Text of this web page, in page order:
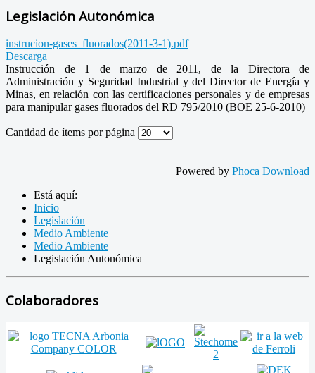
Legislación Autonómica
instrucion-gases_fluorados(2011-3-1).pdf
Descarga
Instrucción de 1 de marzo de 2011, de la Directora de
Administración y Seguridad Industrial y del Director de Energía y
Minas, en relación con las certificaciones personales y de empresas
para manipular gases fluorados del RD 795/2010 (BOE 25-6-2010)
Cantidad de ítems por página
Powered by Phoca Download
Está aquí:
Inicio
Legislación
Medio Ambiente
Medio Ambiente
Legislación Autonómica
Colaboradores